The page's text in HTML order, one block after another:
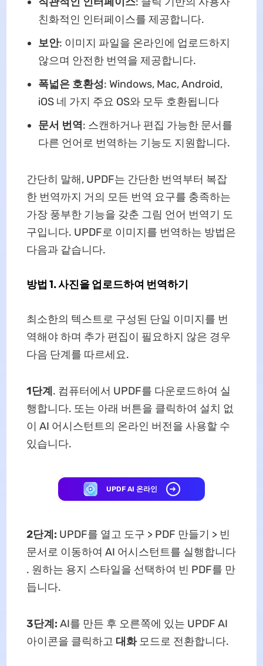
친화적인 인터페이스를 제공합니다.
보안: 이미지 파일을 온라인에 업로드하지
않으며 안전한 번역을 제공합니다.
폭넓은 호환성: Windows, Mac, Android,
iOS 네 가지 주요 OS와 모두 호환됩니다
문서 번역 : 스캔하거나 편집 가능한 문서를
다른 언어로 번역하는 기능도 지원합니다.
간단히 말해, UPDF는 간단한 번역부터 복잡
한 번역까지 거의 모든 번역 요구를 충족하는
가장 풍부한 기능을 갖춘 그림 언어 번역기 도
구입니다. UPDF로 이미지를 번역하는 방법은
다음과 같습니다.
방법 1. 사진을 업로드하여 번역하기
최소한의 텍스트로 구성된 단일 이미지를 번
역해야 하며 추가 편집이 필요하지 않은 경우
다음 단계를 따르세요.
1단계 . 컴퓨터에서 UPDF를 다운로드하여 실
행합니다. 또는 아래 버튼을 클릭하여 설치 없
이 AI 어시스턴트의 온라인 버전을 사용할 수
있습니다.
UPDF AI 온라인
2단계: UPDF를 열고 도구 > PDF 만들기 > 빈
문서로 이동하여 AI 어시스턴트를 실행합니다
. 원하는 용지 스타일을 선택하여 빈 PDF를 만
듭니다.
3단계: AI를 만든 후 오른쪽에 있는 UPDF AI
아이콘을 클릭하고 대화모드로 전환합니다.